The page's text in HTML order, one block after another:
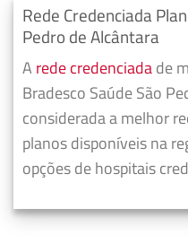
Rede Credenciada
Pedro de Alcântara
A rede credenciadade
Bradesco Saúde São
considerada a melhor
planos disponíveis na
opções de hospitais